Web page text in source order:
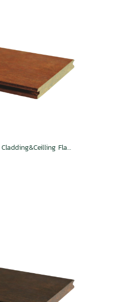
Bamboo Bliss Cladding&Ceilling Flat 2S Groove Caramel